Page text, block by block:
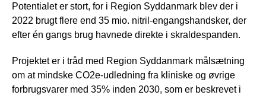
Potentialet er stort, for i Region Syddanmark blev der i
2022 brugt flere end 35 mio. nitril-engangshandsker, der
efter én gangs brug havnede direkte i skraldespanden.
Projektet er i tråd med Region Syddanmark målsætning
om at mindske CO2e-udledning fra kliniske og øvrige
forbrugsvarer med 35% inden 2030, som er beskrevet i